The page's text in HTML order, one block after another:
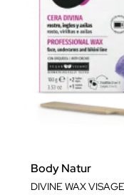
Body Natur